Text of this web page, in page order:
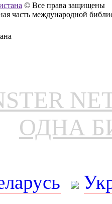
© Все права защищены
часть международной
ОДНА